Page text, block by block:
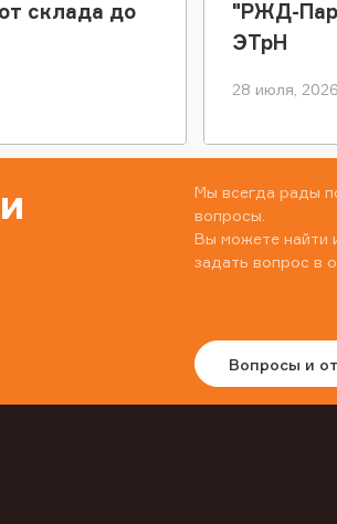
склада до
"РЖД-
ЭТрН
28 июля, 2026
Мы всегда рады
вопросы.
Вы можете найти
задать вопрос в
Вопросы и